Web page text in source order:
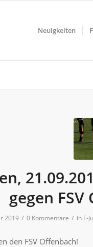
Neuigkeiten
gegen
2019 / 0 Kommentare / in F-
den FSV Offenbach!